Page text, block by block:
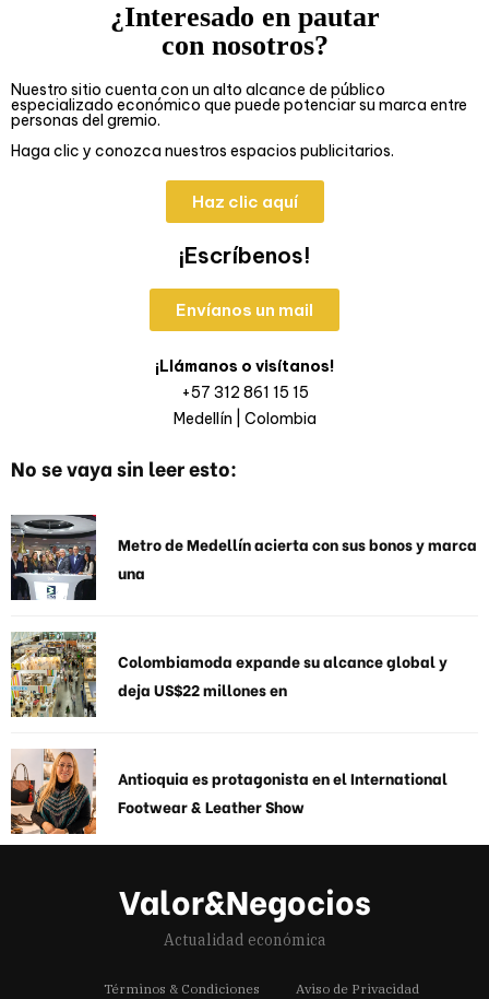
¿Interesado en pautar
con nosotros?
Nuestro sitio cuenta con un alto alcance de público
especializado económico que puede potenciar su marca entre
personas del gremio.
Haga clic y conozca nuestros espacios publicitarios.
Haz clic aquí
¡Escríbenos!
Envíanos un mail
¡Llámanos o visítanos!
+57 312 861 15 15
Medellín | Colombia
No se vaya sin leer esto:
Metro de Medellín acierta con sus bonos y marca
una
Colombiamoda expande su alcance global y
deja US$22 millones en
Antioquia es protagonista en el International
Footwear & Leather Show
Valor&Negocios
Actualidad económica
Términos & Condiciones Aviso de Privacidad